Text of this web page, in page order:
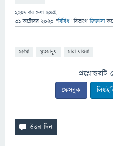
1,237 বার দেখা হয়েছে
31 অক্টোবর 2020 "বিবিধ" বিভাগে জিজ্ঞাসা
কোমা মৃতমানুষ মারা-যাওয়া
ফেসবুক